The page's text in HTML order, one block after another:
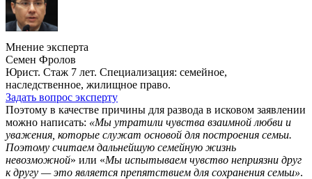
Мнение эксперта
Семен Фролов
Юрист. Стаж 7 лет. Специализация: семейное,
наследственное, жилищное право.
Задать вопрос эксперту
Поэтому в качестве причины для развода в исковом заявлении
можно написать: «Мы утратили чувства взаимной любви и
уважения, которые служат основой для построения семьи.
Поэтому считаем дальнейшую семейную жизнь
невозможной» или «Мы испытываем чувство неприязни друг
к другу — это является препятствием для сохранения семьи».